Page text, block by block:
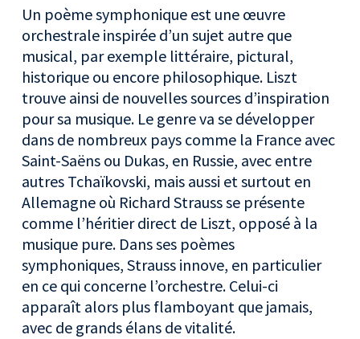
Un poème symphonique est une œuvre
orchestrale inspirée d’un sujet autre que
musical, par exemple littéraire, pictural,
historique ou encore philosophique. Liszt
trouve ainsi de nouvelles sources d’inspiration
pour sa musique. Le genre va se développer
dans de nombreux pays comme la France avec
Saint-Saëns ou Dukas, en Russie, avec entre
autres Tchaïkovski, mais aussi et surtout en
Allemagne où Richard Strauss se présente
comme l’héritier direct de Liszt, opposé à la
musique pure. Dans ses poèmes
symphoniques, Strauss innove, en particulier
en ce qui concerne l’orchestre. Celui-ci
apparaît alors plus flamboyant que jamais,
avec de grands élans de vitalité.